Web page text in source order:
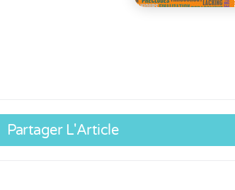
Partager L'Article